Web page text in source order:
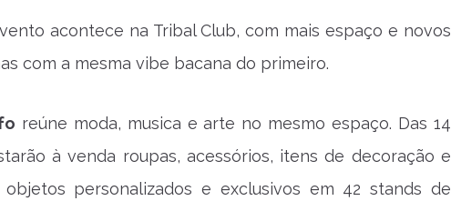
acontece na Tribal Club, com mais espaço e novos
com a mesma vibe bacana do primeiro.
reúne moda, musica e arte no mesmo espaço. Das 14
à venda roupas, acessórios, itens de decoração e
personalizados e exclusivos em 42 stands de